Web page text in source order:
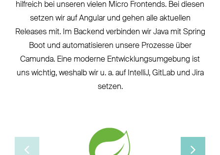
hilfreich bei unseren vielen Micro Frontends. Bei diesen
setzen wir auf Angular und gehen alle aktuellen
Releases mit. Im Backend verbinden wir Java mit Spring
Boot und automatisieren unsere Prozesse über
Camunda. Eine moderne Entwicklungsumgebung ist
uns wichtig, weshalb wir u. a. auf IntelliJ, GitLab und Jira
setzen.